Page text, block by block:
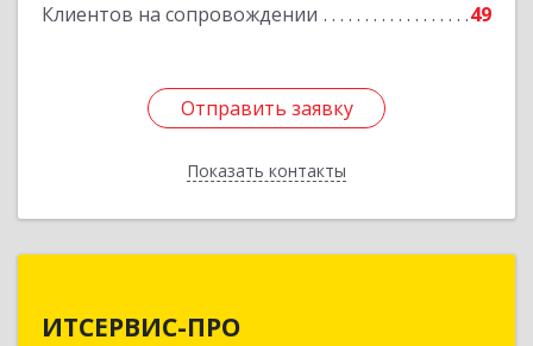
Клиентов на сопровождении 49
Отправить заявку
Показать контакты
Отправить заявку
Назад
ИТСЕРВИС-ПРО